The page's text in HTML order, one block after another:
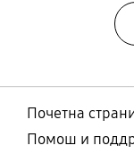
Почетна
Помош и